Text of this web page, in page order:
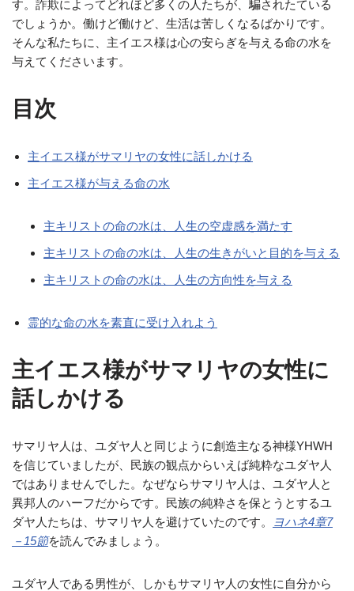
す。詐欺によってどれほど多くの人たちが、騙されたている
でしょうか。働けど働けど、生活は苦しくなるばかりです。
そんな私たちに、主イエス様は心の安らぎを与える命の水を
与えてくださいます。
目次
主イエス様がサマリヤの女性に話しかける
主イエス様が与える命の水
主キリストの命の水は、人生の空虚感を満たす
主キリストの命の水は、人生の生きがいと目的を与える
主キリストの命の水は、人生の方向性を与える
霊的な命の水を素直に受け入れよう
主イエス様がサマリヤの女性に
話しかける
サマリヤ人は、ユダヤ人と同じように創造主なる神様YHWH
を信じていましたが、民族の観点からいえば純粋なユダヤ人
ではありませんでした。なぜならサマリヤ人は、ユダヤ人と
異邦人のハーフだからです。民族の純粋さを保とうとするユ
ダヤ人たちは、サマリヤ人を避けていたのです。
ヨハネ4章7
－15節を読んでみましょう。
ユダヤ人である男性が、しかもサマリヤ人の女性に自分から